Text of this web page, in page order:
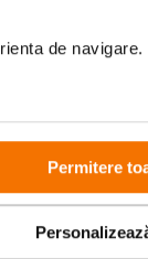
de
Permitere